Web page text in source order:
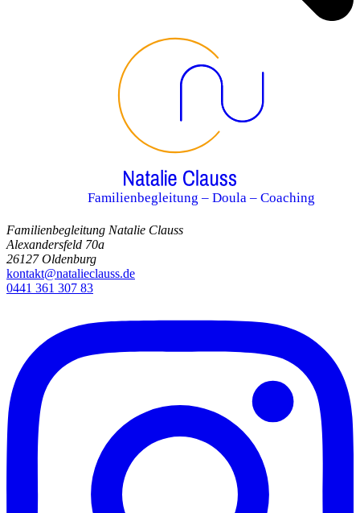
Familienbegleitung – Doula – Coaching
Familienbegleitung Natalie Clauss
Alexandersfeld 70a
26127 Oldenburg
kontakt@natalieclauss.de
0441 361 307 83